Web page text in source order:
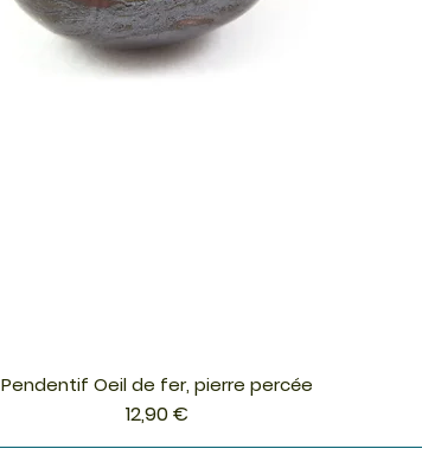
Aperçu rapide
Pendentif Oeil de fer, pierre percée
Prix
12,90 €